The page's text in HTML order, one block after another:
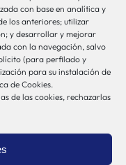
con base en analítica y
los anteriores; utilizar
y desarrollar y mejorar
con la navegación, salvo
(para perfilado y
para su instalación de
de Cookies.
de las cookies, rechazarlas